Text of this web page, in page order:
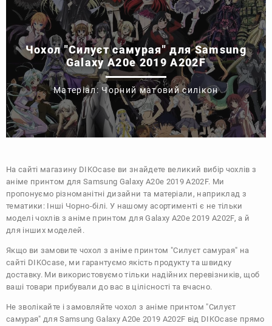
Чохол "Силуєт самурая" для Samsung
Galaxy A20e 2019 A202F
Матеріал: Чорний матовий силікон
На сайті магазину DIKOcase ви знайдете великий вибір чохлів з
аніме принтом для Samsung Galaxy A20e 2019 A202F. Ми
пропонуємо різноманітні дизайни та матеріали, наприклад з
тематики: Інші Чорно-білі. У нашому асортименті є не тільки
моделі чохлів з аніме принтом для Galaxy A20e 2019 A202F, а й
для інших моделей.
Якщо ви замовите чохол з аніме принтом "Силуєт самурая" на
сайті DIKOcase, ми гарантуємо якість продукту та швидку
доставку. Ми використовуємо тільки надійних перевізників, щоб
ваші товари прибували до вас в цілісності та вчасно.
Не зволікайте і замовляйте чохол з аніме принтом "Силуєт
самурая" для Samsung Galaxy A20e 2019 A202F від DIKOcase прямо